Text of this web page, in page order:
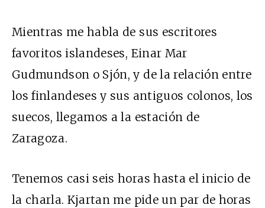
Mientras me habla de sus escritores
favoritos islandeses, Einar Mar
Gudmundson o Sjón, y de la relación entre
los finlandeses y sus antiguos colonos, los
suecos, llegamos a la estación de
Zaragoza.
Tenemos casi seis horas hasta el inicio de
la charla. Kjartan me pide un par de horas